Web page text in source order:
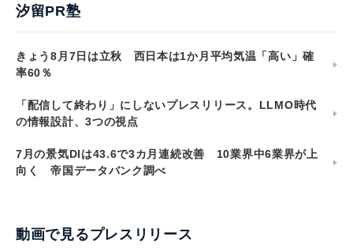
汐留PR塾
きょう8月7日は立秋 西日本は1か月平均気温「高い」確
率60％
「配信して終わり」にしないプレスリリース。LLMO時代
の情報設計、3つの視点
7月の景気DIは43.6で3カ月連続改善 10業界中6業界が上
向く 帝国データバンク調べ
動画で見るプレスリリース